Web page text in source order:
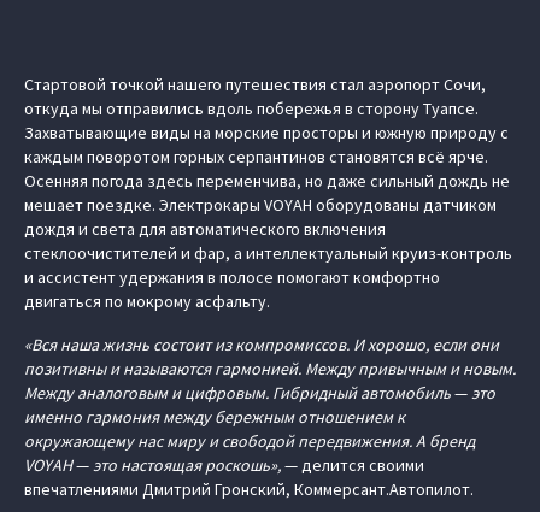
Стартовой точкой нашего путешествия стал аэропорт Сочи,
откуда мы отправились вдоль побережья в сторону Туапсе.
Захватывающие виды на морские просторы и южную природу с
каждым поворотом горных серпантинов становятся всё ярче.
Осенняя погода здесь переменчива, но даже сильный дождь не
мешает поездке. Электрокары VOYAH оборудованы датчиком
дождя и света для автоматического включения
стеклоочистителей и фар, а интеллектуальный круиз-контроль
и ассистент удержания в полосе помогают комфортно
двигаться по мокрому асфальту.
«Вся наша жизнь состоит из компромиссов. И хорошо, если они
позитивны и называются гармонией. Между привычным и новым.
Между аналоговым и цифровым. Гибридный автомобиль—это
именно гармония между бережным отношением к
окружающему нас миру и свободой передвижения. А бренд
VOYAH—это настоящая роскошь»,— делится своими
впечатлениями Дмитрий Гронский, Коммерсант.Автопилот.